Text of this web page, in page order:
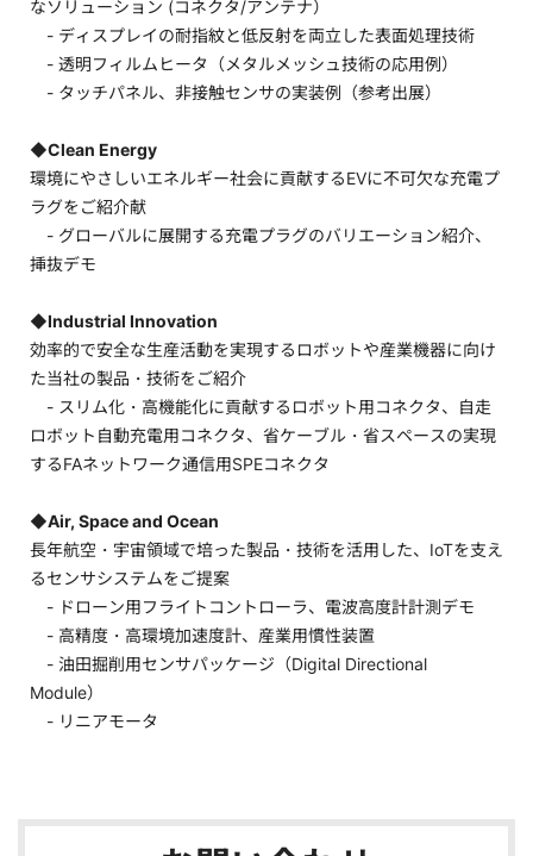
なソリューション (コネクタ/アンテナ）
- ディスプレイの耐指紋と低反射を両立した表面処理技術
- 透明フィルムヒータ（メタルメッシュ技術の応用例）
- タッチパネル、非接触センサの実装例（参考出展）
◆Clean Energy
環境にやさしいエネルギー社会に貢献するEVに不可欠な充電プ
ラグをご紹介献
- グローバルに展開する充電プラグのバリエーション紹介、
挿抜デモ
◆Industrial Innovation
効率的で安全な生産活動を実現するロボットや産業機器に向け
た当社の製品・技術をご紹介
- スリム化・高機能化に貢献するロボット用コネクタ、自走
ロボット自動充電用コネクタ、省ケーブル・省スペースの実現
するFAネットワーク通信用SPEコネクタ
◆Air, Space and Ocean
長年航空・宇宙領域で培った製品・技術を活用した、IoTを支え
るセンサシステムをご提案
- ドローン用フライトコントローラ、電波高度計計測デモ
- 高精度・高環境加速度計、産業用慣性装置
- 油田掘削用センサパッケージ（Digital Directional
Module）
- リニアモータ